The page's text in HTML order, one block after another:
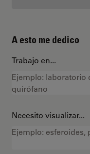
A esto me dedico
Trabajo en...
Necesito visualizar...